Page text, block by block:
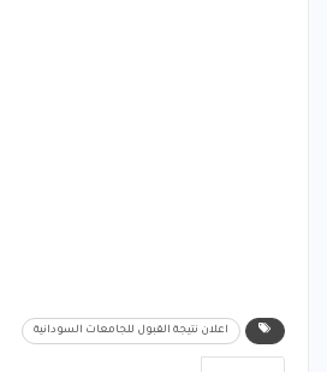
اعلان نتيجة القبول للجامعات السودانية